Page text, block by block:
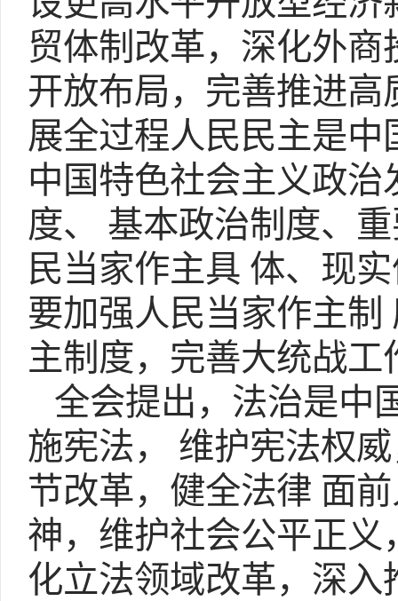
贸体制改革，深化外
开放布局，完善推进高
展全过程人民民主是
中国特色社会主义政
度、 基本政治制度、
民当家作主具 体、现
要加强人民当家作主
主制度，完善大统战
全会提出，法治是中
施宪法， 维护宪法权
节改革，健全法律 面
神，维护社会公平正
化立法领域改革，深